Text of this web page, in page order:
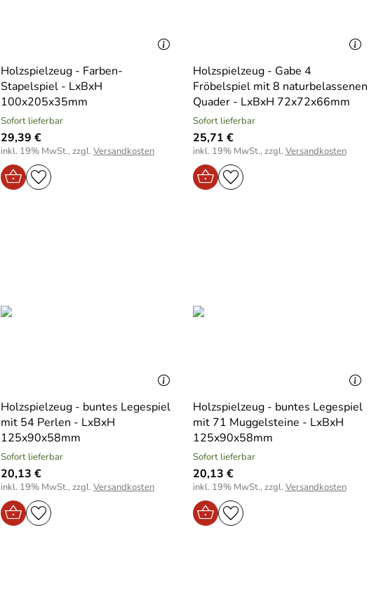
Holzspielzeug - Farben-
Stapelspiel - LxBxH
100x205x35mm
Sofort lieferbar
29,39 €
inkl. 19% MwSt., zzgl. Versandkosten
Holzspielzeug - Gabe 4
Fröbelspiel mit 8 naturbelassenen
Quader - LxBxH 72x72x66mm
Sofort lieferbar
25,71 €
inkl. 19% MwSt., zzgl. Versandkosten
Holzspielzeug - buntes Legespiel
mit 54 Perlen - LxBxH
125x90x58mm
Sofort lieferbar
20,13 €
inkl. 19% MwSt., zzgl. Versandkosten
Holzspielzeug - buntes Legespiel
mit 71 Muggelsteine - LxBxH
125x90x58mm
Sofort lieferbar
20,13 €
inkl. 19% MwSt., zzgl. Versandkosten